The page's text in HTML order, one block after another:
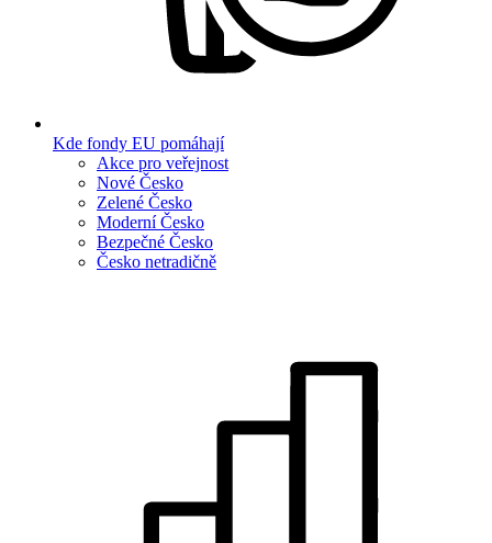
Kde fondy EU pomáhají
Akce pro veřejnost
Nové Česko
Zelené Česko
Moderní Česko
Bezpečné Česko
Česko netradičně